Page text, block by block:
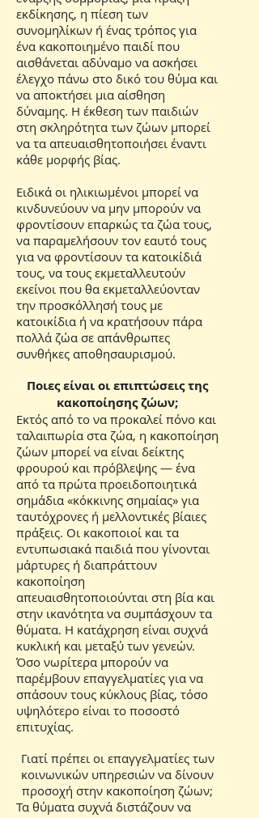
εκδίκησης, η πίεση των
συνομηλίκων ή ένας τρόπος για
ένα κακοποιημένο παιδί που
αισθάνεται αδύναμο να ασκήσει
έλεγχο πάνω στο δικό του θύμα και
να αποκτήσει μια αίσθηση
δύναμης. Η έκθεση των παιδιών
στη σκληρότητα των ζώων μπορεί
να τα απευαισθητοποιήσει έναντι
κάθε μορφής βίας.
Ειδικά οι ηλικιωμένοι μπορεί να
κινδυνεύουν να μην μπορούν να
φροντίσουν επαρκώς τα ζώα τους,
να παραμελήσουν τον εαυτό τους
για να φροντίσουν τα κατοικίδιά
τους, να τους εκμεταλλευτούν
εκείνοι που θα εκμεταλλεύονταν
την προσκόλλησή τους με
κατοικίδια ή να κρατήσουν πάρα
πολλά ζώα σε απάνθρωπες
συνθήκες αποθησαυρισμού.
Ποιες είναι οι επιπτώσεις της
κακοποίησης ζώων;
Εκτός από το να προκαλεί πόνο και
ταλαιπωρία στα ζώα, η κακοποίηση
ζώων μπορεί να είναι δείκτης
φρουρού και πρόβλεψης — ένα
από τα πρώτα προειδοποιητικά
σημάδια «κόκκινης σημαίας» για
ταυτόχρονες ή μελλοντικές βίαιες
πράξεις. Οι κακοποιοί και τα
εντυπωσιακά παιδιά που γίνονται
μάρτυρες ή διαπράττουν
κακοποίηση
απευαισθητοποιούνται στη βία και
στην ικανότητα να συμπάσχουν τα
θύματα. Η κατάχρηση είναι συχνά
κυκλική και μεταξύ των γενεών.
Όσο νωρίτερα μπορούν να
παρέμβουν επαγγελματίες για να
σπάσουν τους κύκλους βίας, τόσο
υψηλότερο είναι το ποσοστό
επιτυχίας.
Γιατί πρέπει οι επαγγελματίες των
κοινωνικών υπηρεσιών να δίνουν
προσοχή στην κακοποίηση ζώων;
Τα θύματα συχνά διστάζουν να